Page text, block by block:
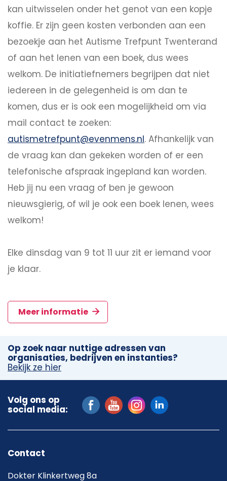
kan uitwisselen onder het genot van een kopje
koffie. Er zijn geen kosten verbonden aan een
bezoekje aan het Autisme Trefpunt Twenterand
of aan het lenen van een boek, dus wees
welkom. De initiatiefnemers begrijpen dat niet
iedereen in de gelegenheid is om dan te
komen, dus er is ook een mogelijkheid om via
mail contact te zoeken:
autismetrefpunt@evenmens.nl. Afhankelijk van
de vraag kan dan gekeken worden of er een
telefonische afspraak ingepland kan worden.
Heb jij nu een vraag of ben je gewoon
nieuwsgierig, of wil je ook een boek lenen, wees
welkom!
Elke dinsdag van 9 tot 11 uur zit er iemand voor
je klaar.
Meer informatie
Op zoek naar nuttige adressen van
organisaties, bedrijven en instanties?
Bekijk ze hier
Volg ons op
social media:
Contact
Dokter Klinkertweg 8a